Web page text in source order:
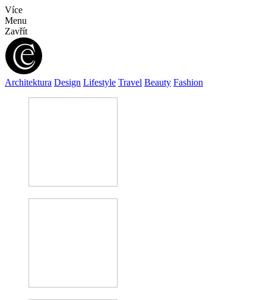
Více
Menu
Zavřít
Architektura Design Lifestyle Travel Beauty Fashion